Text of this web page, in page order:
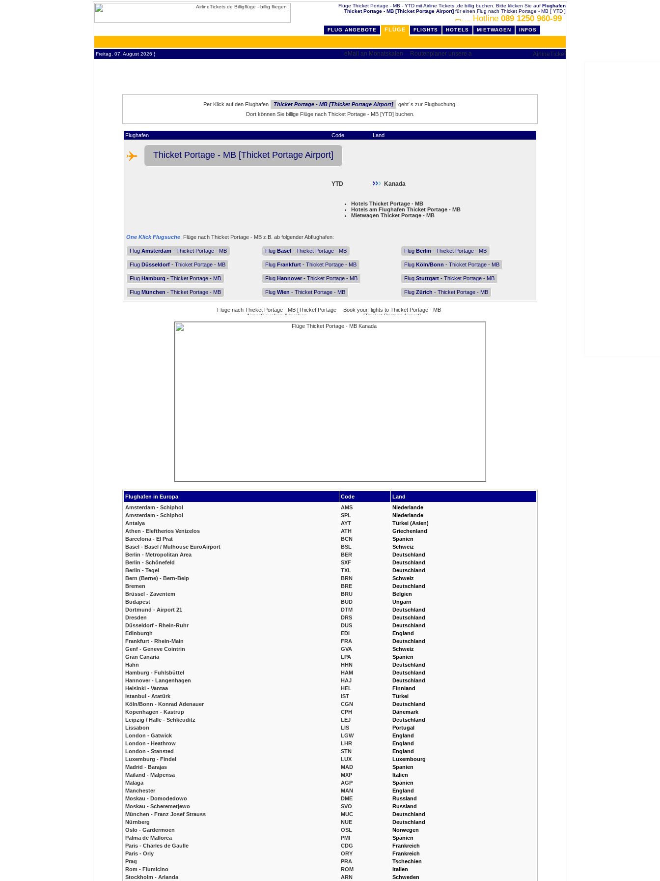
Flüge Thicket Portage - MB - YTD mit Airline Tickets .de billig buchen. Bitte klicken Sie auf Flughafen
Thicket Portage - MB [Thicket Portage Airport] für einen Flug nach Thicket Portage - MB [ YTD ]
Hotline 089 1250 960-99
FLUG ANGEBOTE FLÜGE FLIGHTS HOTELS MIETWAGEN INFOS
Freitag, 07. August 2026 ¦
Per Klick auf den Flughafen Thicket Portage - MB [Thicket Portage Airport]
geht´s zur Flugbuchung.
Dort können Sie billige Flüge nach Thicket Portage - MB [YTD] buchen.
Flughafen Code Land
Thicket Portage - MB [Thicket Portage Airport]
YTD Kanada
Hotels Thicket Portage - MB
Hotels am Flughafen Thicket Portage - MB
Mietwagen Thicket Portage - MB
One Klick Flugsuche: Flüge nach Thicket Portage - MB z.B. ab folgender Abflughafen:
Flug Amsterdam - Thicket Portage - MB Flug Basel - Thicket Portage - MB Flug Berlin - Thicket Portage - MB
Flug Düsseldorf - Thicket Portage - MB Flug Frankfurt - Thicket Portage - MB Flug Köln/Bonn - Thicket Portage - MB
Flug Hamburg - Thicket Portage - MB Flug Hannover - Thicket Portage - MB Flug Stuttgart - Thicket Portage - MB
Flug München - Thicket Portage - MB Flug Wien - Thicket Portage - MB Flug Zürich - Thicket Portage - MB
Flughafen in Europa Code
Land
Amsterdam - Schiphol
Amsterdam - Schiphol
Antalya
Athen - Eleftherios Venizelos
Barcelona - El Prat
Basel - Basel / Mulhouse EuroAirport
Berlin - Metropolitan Area
Berlin - Schönefeld
Berlin - Tegel
Bern (Berne) - Bern-Belp
Bremen
Brüssel - Zaventem
Budapest
Dortmund - Airport 21
Dresden
Düsseldorf - Rhein-Ruhr
Edinburgh
Frankfurt - Rhein-Main
Genf - Geneve Cointrin
Gran Canaria
Hahn
Hamburg - Fuhlsbüttel
Hannover - Langenhagen
Helsinki - Vantaa
Istanbul - Atatürk
Köln/Bonn - Konrad Adenauer
Kopenhagen - Kastrup
Leipzig / Halle - Schkeuditz
Lissabon
London - Gatwick
London - Heathrow
London - Stansted
Luxemburg - Findel
Madrid - Barajas
Mailand - Malpensa
Malaga
Manchester
Moskau - Domodedowo
Moskau - Scheremetjewo
München - Franz Josef Strauss
Nürnberg
Oslo - Gardermoen
Palma de Mallorca
Paris - Charles de Gaulle
Paris - Orly
Prag
Rom - Fiumicino
Stockholm - Arlanda
AMS
SPL
AYT
ATH
BCN
BSL
BER
SXF
TXL
BRN
BRE
BRU
BUD
DTM
DRS
DUS
EDI
FRA
GVA
LPA
HHN
HAM
HAJ
HEL
IST
CGN
CPH
LEJ
LIS
LGW
LHR
STN
LUX
MAD
MXP
AGP
MAN
DME
SVO
MUC
NUE
OSL
PMI
CDG
ORY
PRA
ROM
ARN
Niederlande
Niederlande
Türkei (Asien)
Griechenland
Spanien
Schweiz
Deutschland
Deutschland
Deutschland
Schweiz
Deutschland
Belgien
Ungarn
Deutschland
Deutschland
Deutschland
England
Deutschland
Schweiz
Spanien
Deutschland
Deutschland
Deutschland
Finnland
Türkei
Deutschland
Dänemark
Deutschland
Portugal
England
England
England
Luxembourg
Spanien
Italien
Spanien
England
Russland
Russland
Deutschland
Deutschland
Norwegen
Spanien
Frankreich
Frankreich
Tschechien
Italien
Schweden